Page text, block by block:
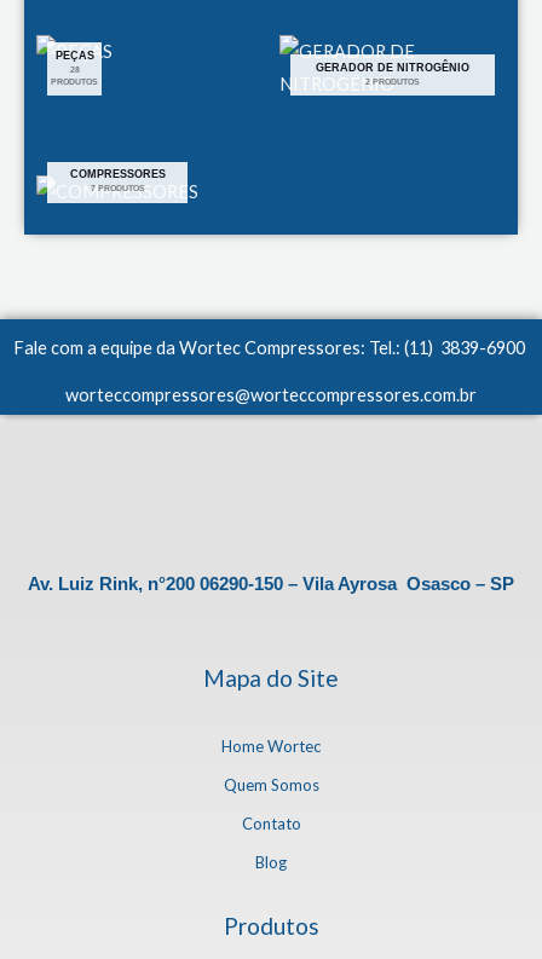
PEÇAS
28
PRODUTOS
GERADOR DE NITROGÊNIO
2 PRODUTOS
COMPRESSORES
7 PRODUTOS
Fale com a equipe da Wortec Compressores: Tel.: (11) 3839-6900
worteccompressores@worteccompressores.com.br
Av. Luiz Rink, n°200 06290-150 – Vila Ayrosa Osasco – SP
Mapa do Site
Home Wortec
Quem Somos
Contato
Blog
Produtos